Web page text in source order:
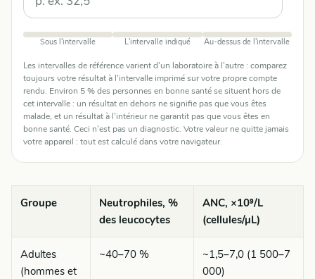
Sous l'intervalle L'intervalle indiqué Au-dessus de l'intervalle
Les intervalles de référence varient d'un laboratoire à l'autre : comparez
toujours votre résultat à l'intervalle imprimé sur votre propre compte
rendu. Environ 5 % des personnes en bonne santé se situent hors de
cet intervalle : un résultat en dehors ne signifie pas que vous êtes
malade, et un résultat à l'intérieur ne garantit pas que vous êtes en
bonne santé. Ceci n'est pas un diagnostic. Votre valeur ne quitte jamais
votre appareil : tout est calculé dans votre navigateur.
Groupe
Neutrophiles, %
des leucocytes
ANC, ×10⁹/L
(cellules/µL)
Adultes
(hommes et
~40–70 %
~1,5–7,0 (1 500–7
000)